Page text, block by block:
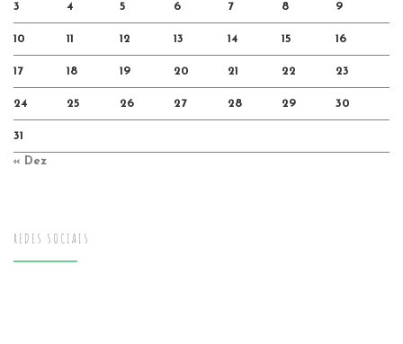
3 4 5 6 7 8 9
10 11 12 13 14 15 16
17 18 19 20 21 22 23
24 25 26 27 28 29 30
31
« Dez
REDES SOCIAIS